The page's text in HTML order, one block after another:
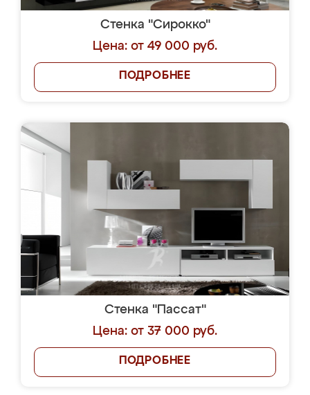
Стенка "Сирокко"
Цена: от 49 000 руб.
ПОДРОБНЕЕ
Стенка "Пассат"
Цена: от 37 000 руб.
ПОДРОБНЕЕ